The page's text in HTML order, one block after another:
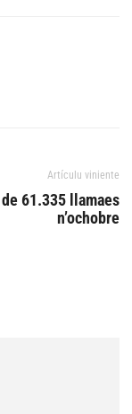
Artículu viniente
61.335 llamaes
n’ochobre